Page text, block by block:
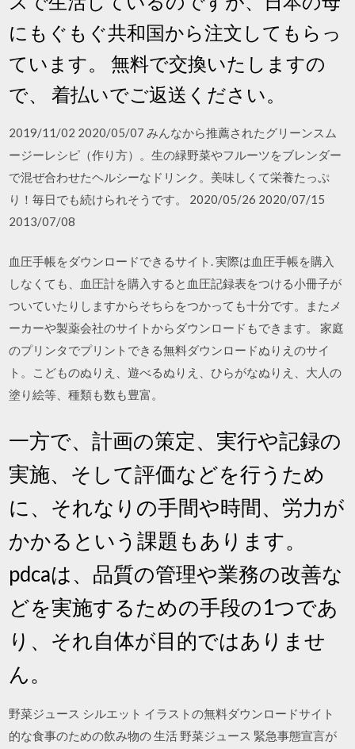
にもぐもぐ共和国から注文してもらっ
ています。 無料で交換いたしますの
で、 着払いでご返送ください。
2019/11/02 2020/05/07 みんなから推薦されたグリーンスム
ージーレシピ（作り方）。生の緑野菜やフルーツをブレンダー
で混ぜ合わせたヘルシーなドリンク。美味しくて栄養たっぷ
り！毎日でも続けられそうです。 2020/05/26 2020/07/15
2013/07/08
血圧手帳をダウンロードできるサイト. 実際は血圧手帳を購入
しなくても、血圧計を購入すると血圧記録表をつける小冊子が
ついていたりしますからそちらをつかっても十分です。またメ
ーカーや製薬会社のサイトからダウンロードもできます。 家庭
のプリンタでプリントできる無料ダウンロードぬりえのサイ
ト。こどものぬりえ、遊べるぬりえ、ひらがなぬりえ、大人の
塗り絵等、種類も数も豊富。
一方で、計画の策定、実行や記録の
実施、そして評価などを行うため
に、それなりの手間や時間、労力が
かかるという課題もあります。
pdcaは、品質の管理や業務の改善な
どを実施するための手段の1つであ
り、それ自体が目的ではありませ
ん。
野菜ジュース シルエット イラストの無料ダウンロードサイト
的な食事のための飲み物の 生活 野菜ジュース 緊急事態宣言が